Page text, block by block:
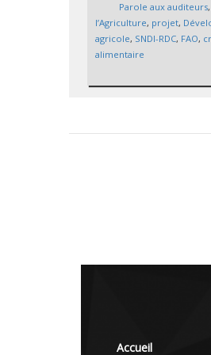
Parole aux auditeurs,
l’Agriculture, projet,
agricole, SNDI-RDC, FAO,
alimentaire
Accueil